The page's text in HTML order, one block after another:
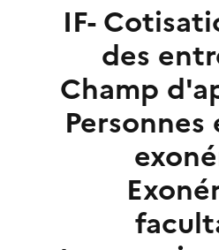
IF-
des
Champ